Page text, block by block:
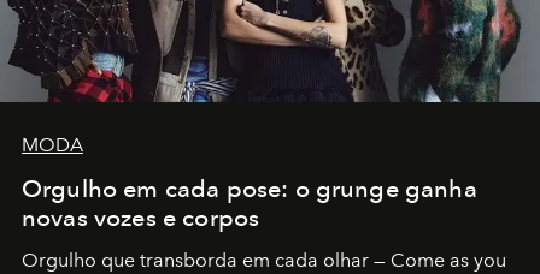
MODA
Orgulho em cada pose: o grunge ganha
novas vozes e corpos
Orgulho que transborda em cada olhar — Come as you